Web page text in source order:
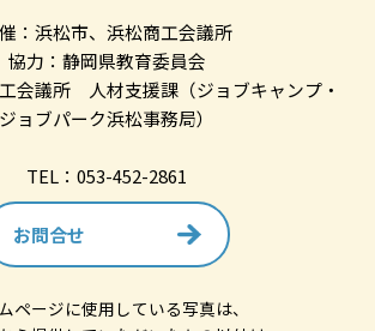
：浜松市、浜松商工会議所
協力：静岡県教育委員会
会議所 人材支援課（ジョブキャンプ・
ジョブパーク浜松事務局）
TEL：053-452-2861
お問合せ
ページに使用している写真は、